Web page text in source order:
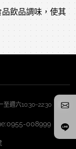
飲品調味，使其
至週六10:30~22:30 週日
008999